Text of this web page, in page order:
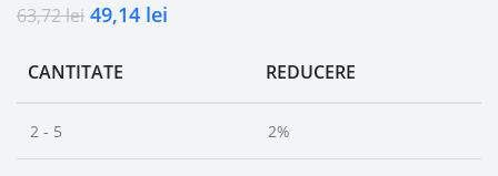
63,72lei 49,14 lei
CANTITATE REDUCERE
2 - 5 2%